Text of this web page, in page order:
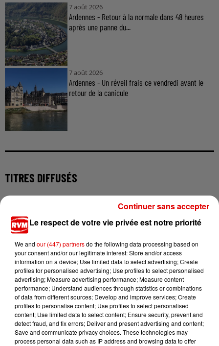
7 août 2026
Ardennes - Retour à la normale dans 48 heures
après une panne du...
7 août 2026
Ardennes - Un réveil frais ce vendredi avant le
retour de la canicule
TITRES DIFFUSÉS
16h50
16h50
FARRUKO
Yapaque
AARON
U-Turn (lili)
MANON LISA
Le Petit Pecheur
Le respect de votre vie privée est notre priorité
We and our (447) partnersdo the following data processing based on
your consent and/or our legitimate interest: Store and/or access
information on a device; Use limited data to select advertising; Create
profiles for personalised advertising; Use profiles to select personalised
advertising; Measure advertising performance; Measure content
performance; Understand audiences through statistics or combinations
of data from different sources; Develop and improve services; Create
profiles to personalise content; Use profiles to select personalised
content; Use limited data to select content; Ensure security, prevent and
detect fraud, and fix errors; Deliver and present advertising and content;
Save and communicate privacy choices. These technologies may
process personal data such as IP address and browsing data to offer
Continuer sans accepter